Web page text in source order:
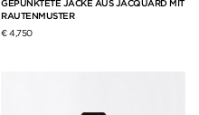
GEPUNKTETE JACKE AUS JACQUARD MIT
RAUTENMUSTER
€ 4,750